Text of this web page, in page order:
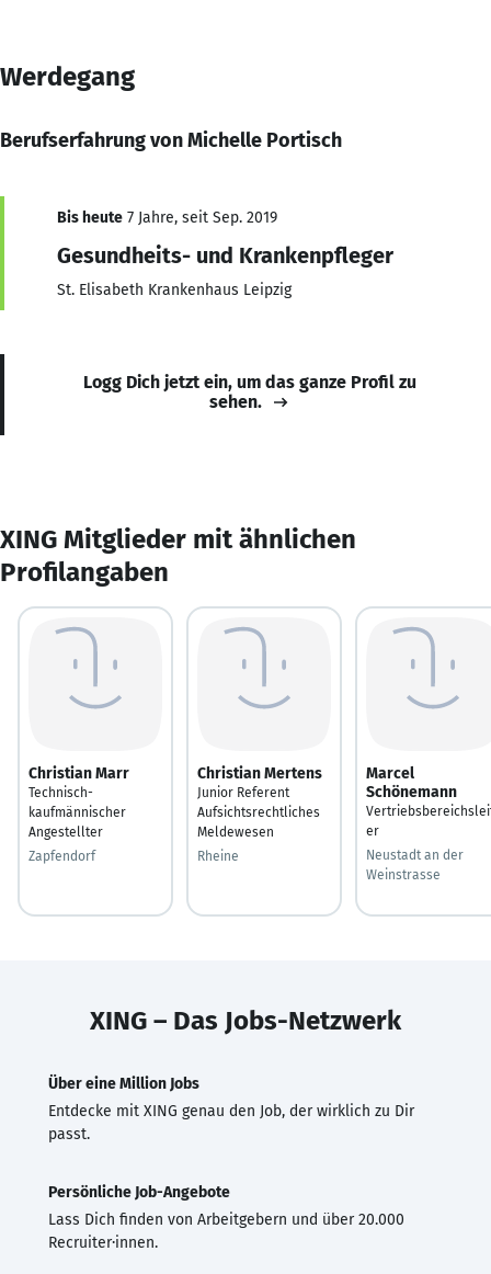
Werdegang
Berufserfahrung von Michelle Portisch
Bis heute 7 Jahre, seit Sep. 2019
Gesundheits- und Krankenpfleger
St. Elisabeth Krankenhaus Leipzig
Logg Dich jetzt ein, um das ganze Profil zu
sehen.
XING Mitglieder mit ähnlichen
Profilangaben
Christian Marr
Technisch-
kaufmännischer
Angestellter
Zapfendorf
Christian Mertens
Junior Referent
Aufsichtsrechtliches
Meldewesen
Rheine
Marcel
Schönemann
er
Neustadt an der
Weinstrasse
XING – Das Jobs-Netzwerk
Über eine Million Jobs
Entdecke mit XING genau den Job, der wirklich zu Dir
passt.
Persönliche Job-Angebote
Lass Dich finden von Arbeitgebern und über 20.000
Recruiter·innen.